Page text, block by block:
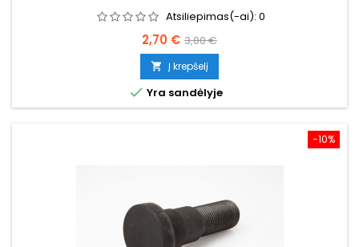
Atsiliepimas(-ai): 0
Kaina
2,70 € Bazinė
kaina
3,00 €
 Į krepšelį
 Yra sandėlyje
−10%